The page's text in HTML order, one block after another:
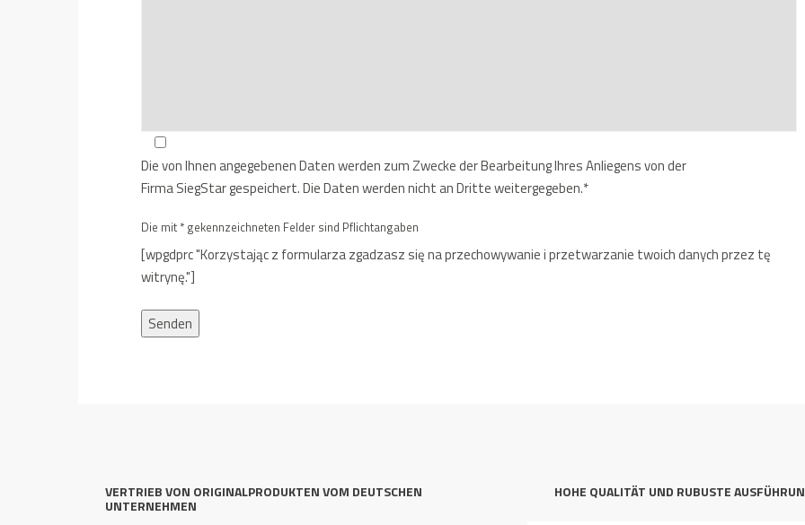
Die von Ihnen angegebenen Daten werden zum Zwecke der Bearbeitung Ihres Anliegens von der
Firma SiegStar gespeichert. Die Daten werden nicht an Dritte weitergegeben.*
Die mit * gekennzeichneten Felder sind Pflichtangaben
[wpgdprc "Korzystając z formularza zgadzasz się na przechowywanie i przetwarzanie twoich danych przez tę
witrynę."]
VERTRIEB VON ORIGINALPRODUKTEN VOM DEUTSCHEN
UNTERNEHMEN
HOHE QUALITÄT UND RUBUSTE